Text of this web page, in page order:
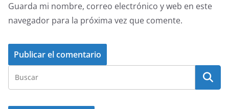
Guarda mi nombre, correo electrónico y web en este
navegador para la próxima vez que comente.